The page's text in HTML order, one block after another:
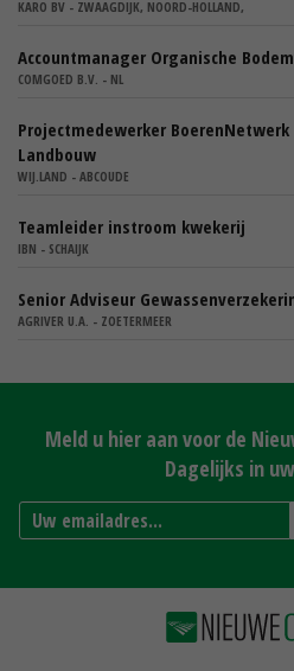
KARO BV - ZWAAGDIJK, NOORD-HOLLAND,
Accountmanager Organische
COMGOED B.V. - NL
Projectmedewerker
Landbouw
WIJ.LAND - ABCOUDE
Teamleider instroom kwekerij
IBN - SCHAIJK
Senior Adviseur
AGRIVER U.A. - ZOETERMEER
Meld u hier aan voor de
Dagelijks in